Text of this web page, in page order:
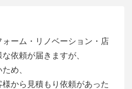
ーム・リノベーション・店
依頼が届きますが、
め、
から見積もり依頼があった